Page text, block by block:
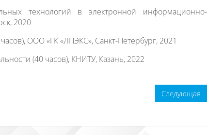
технологий в электронной информационно-
2020
ООО «ГК «ЛПЭКС», Санкт-Петербург, 2021
(40 часов), КНИТУ, Казань, 2022
Следующая